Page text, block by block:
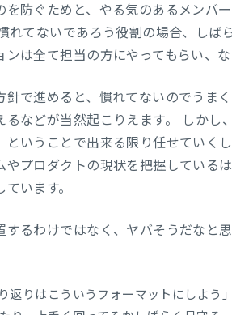
を防ぐためと、やる気のあるメンバ
れてないであろう役割の場合、し
は全て担当の方にやってもらい、
針で進めると、慣れてないのでうま
るなどが当然起こりえます。 しかし
ということで出来る限り任せていく
やプロダクトの現状を把握している
います。
するわけではなく、ヤバそうだなと
返りはこういうフォーマットにしよ